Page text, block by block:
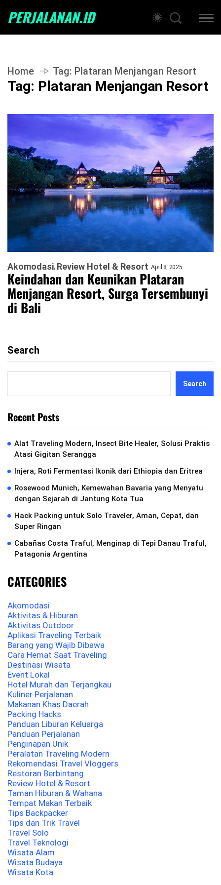
PERJALANAN.ID
Home Tag: Plataran Menjangan Resort
Tag: Plataran Menjangan Resort
Akomodasi Review Hotel & Resort April 8, 2025
Keindahan dan Keunikan Plataran
Menjangan Resort, Surga Tersembunyi
di Bali
Search
Search
Recent Posts
Alat Traveling Modern, Insect Bite Healer, Solusi Praktis
Atasi Gigitan Serangga
Injera, Roti Fermentasi Ikonik dari Ethiopia dan Eritrea
Rosewood Munich, Kemewahan Bavaria yang Menyatu
dengan Sejarah di Jantung Kota Tua
Hack Packing untuk Solo Traveler, Aman, Cepat, dan
Super Ringan
Cabañas Costa Traful, Menginap di Tepi Danau Traful,
Patagonia Argentina
CATEGORIES
Akomodasi
Aktivitas & Hiburan
Aktivitas Outdoor
Aplikasi Traveling Terbaik
Barang yang Wajib Dibawa
Cara Hemat Saat Traveling
Destinasi Wisata
Event Lokal
Hotel Murah dan Terjangkau
Kuliner Perjalanan
Makanan Khas Daerah
Packing Hacks
Panduan Liburan Keluarga
Panduan Perjalanan
Penginapan Unik
Peralatan Traveling Modern
Rekomendasi Travel Vloggers
Restoran Berbintang
Review Hotel & Resort
Taman Hiburan & Wahana
Tempat Makan Terbaik
Tips Backpacker
Tips dan Trik Travel
Travel Solo
Travel Teknologi
Wisata Alam
Wisata Budaya
Wisata Kota